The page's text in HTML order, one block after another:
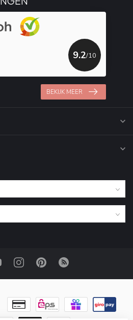
9.2/10
BEKIJK MEER